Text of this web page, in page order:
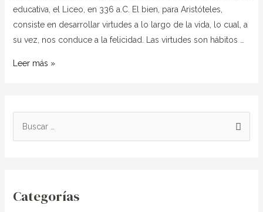
educativa, el Liceo, en 336 a.C. El bien, para Aristóteles,
consiste en desarrollar virtudes a lo largo de la vida, lo cual, a
su vez, nos conduce a la felicidad. Las virtudes son hábitos …
Leer más »
a
Categorías